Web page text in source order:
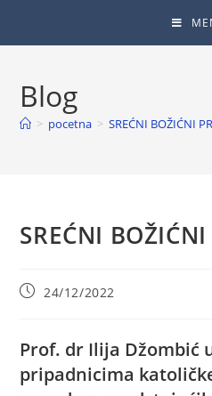
Blog
> pocetna > SREĆNI BOŽIĆNI
SREĆNI
24/12/2022
Prof. dr Ilija Džombić
pripadnicima